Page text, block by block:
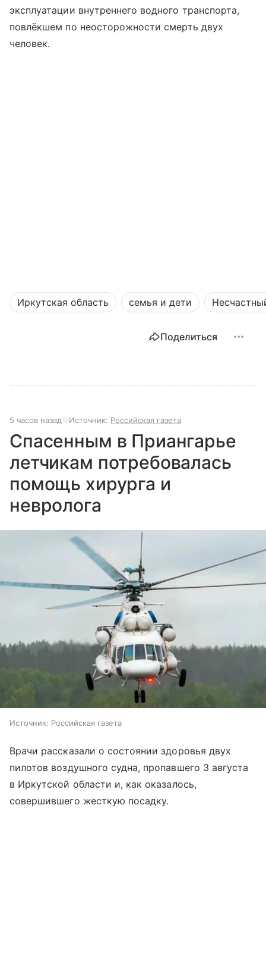
эксплуатации внутреннего водного транспорта,
повлёкшем по неосторожности смерть двух
человек.
Иркутская область семья и дети
Поделиться
5 часов назад Источник: Российская газета
Спасенным в Приангарье
летчикам потребовалась
помощь хирурга и
невролога
Источник: Российская газета
Врачи рассказали о состоянии здоровья двух
пилотов воздушного судна, пропавшего 3 августа
в Иркутской области и, как оказалось,
совершившего жесткую посадку.